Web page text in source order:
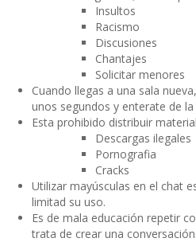
Insultos
Racismo
Discusiones
Chantajes
Solicitar menores
Cuando llegas a una sala
unos segundos y enterate de
Esta prohibido distribuir
Descargas ilegales
Pornografia
Cracks
Utilizar mayúsculas en el chat
limitad su uso.
Es de mala educación repetir
trata de crear una conversación.